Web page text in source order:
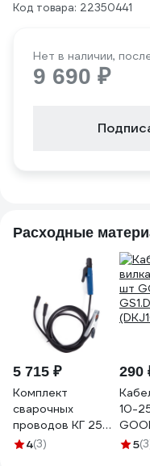
Код товара: 22350441
Нет в наличии,
9 690 ₽
Расходные
5 715 ₽
Комплект
сварочных
проводов КГ 25
кв.мм, СКР 10-25,
4(3)
290
10-
5